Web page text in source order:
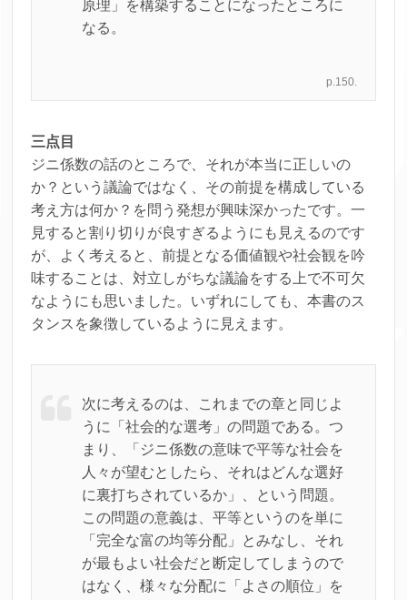
原理」を構築することになったところに
なる。
p.150.
三点目
ジニ係数の話のところで、それが本当に正しいの
か？という議論ではなく、その前提を構成している
考え方は何か？を問う発想が興味深かったです。一
見すると割り切りが良すぎるようにも見えるのです
が、よく考えると、前提となる価値観や社会観を吟
味することは、対立しがちな議論をする上で不可欠
なようにも思いました。いずれにしても、本書のス
タンスを象徴しているように見えます。
次に考えるのは、これまでの章と同じよ
うに「社会的な選考」の問題である。つ
まり、「ジニ係数の意味で平等な社会を
人々が望むとしたら、それはどんな選好
に裏打ちされているか」、という問題。
この問題の意義は、平等というのを単に
「完全な富の均等分配」とみなし、それ
が最もよい社会だと断定してしまうので
はなく、様々な分配に「よさの順位」を